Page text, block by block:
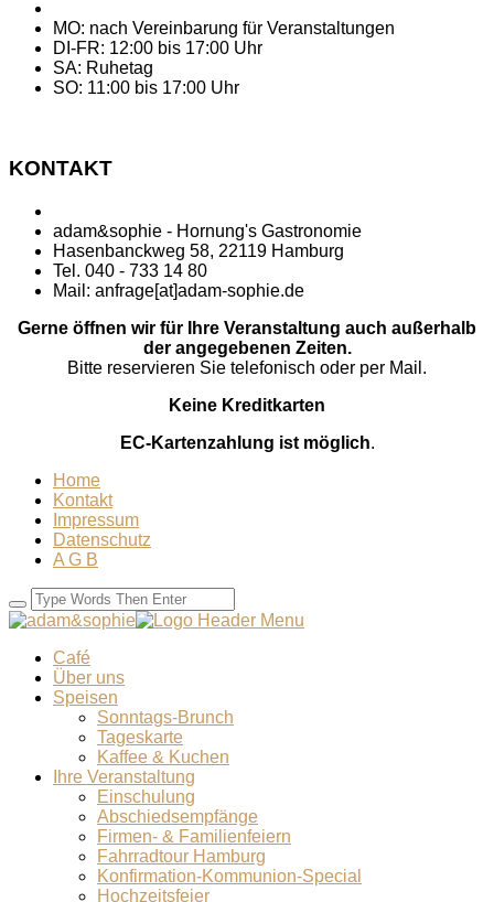
MO: nach Vereinbarung für Veranstaltungen
DI-FR: 12:00 bis 17:00 Uhr
SA: Ruhetag
SO: 11:00 bis 17:00 Uhr
KONTAKT
adam&sophie - Hornung's Gastronomie
Hasenbanckweg 58, 22119 Hamburg
Tel. 040 - 733 14 80
Mail: anfrage[at]adam-sophie.de
Gerne öffnen wir für Ihre Veranstaltung auch außerhalb
der angegebenen Zeiten.
Bitte reservieren Sie telefonisch oder per Mail.
Keine Kreditkarten
EC-Kartenzahlung ist möglich.
Home
Kontakt
Impressum
Datenschutz
A G B
Café
Über uns
Speisen
Sonntags-Brunch
Tageskarte
Kaffee & Kuchen
Ihre Veranstaltung
Einschulung
Abschiedsempfänge
Firmen- & Familienfeiern
Fahrradtour Hamburg
Konfirmation-Kommunion-Special
Hochzeitsfeier